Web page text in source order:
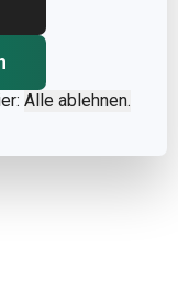
Alle ablehnen.